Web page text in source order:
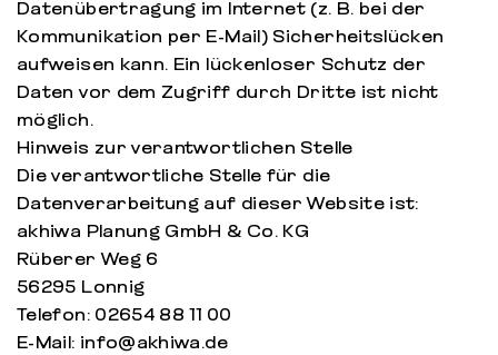
Datenübertragung im Internet (z. B. bei der
Kommunikation per E-Mail) Sicherheitslücken
aufweisen kann. Ein lückenloser Schutz der
Daten vor dem Zugriff durch Dritte ist nicht
möglich.
Hinweis zur verantwortlichen Stelle
Die verantwortliche Stelle für die
Datenverarbeitung auf dieser Website ist:
akhiwa Planung GmbH & Co. KG
Rüberer Weg 6
56295 Lonnig
Telefon: 02654 88 11 00
E-Mail: info@akhiwa.de